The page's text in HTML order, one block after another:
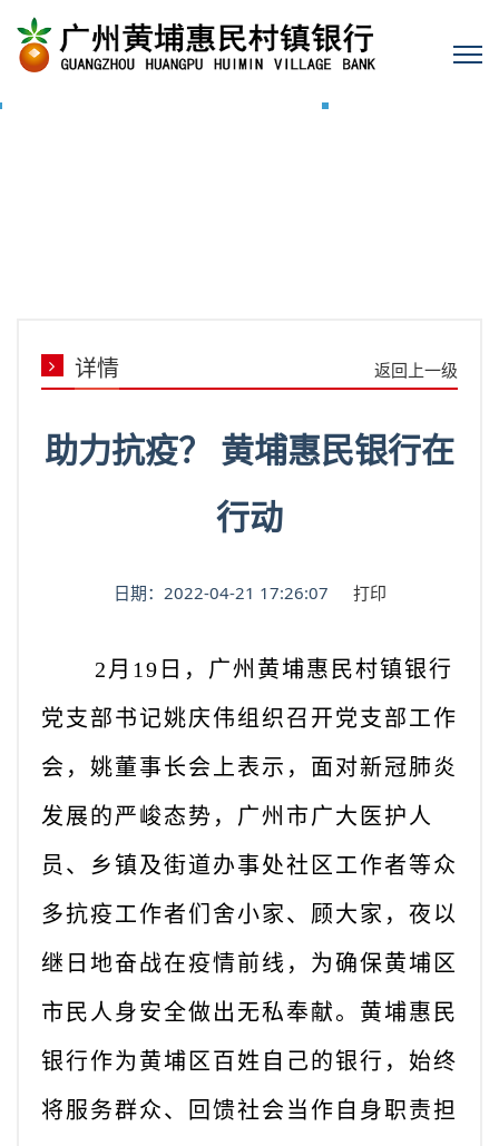
详情 返回上一级
助力抗疫？ 黄埔惠民银行在
行动
日期：2022-04-21 17:26:07 打印
2月19日，广州黄埔惠民村镇银行
党支部书记姚庆伟组织召开党支部工作
会，姚董事长会上表示，面对新冠肺炎
发展的严峻态势，广州市广大医护人
员、乡镇及街道办事处社区工作者等众
多抗疫工作者们舍小家、顾大家，夜以
继日地奋战在疫情前线，为确保黄埔区
市民人身安全做出无私奉献。黄埔惠民
银行作为黄埔区百姓自己的银行，始终
将服务群众、回馈社会当作自身职责担